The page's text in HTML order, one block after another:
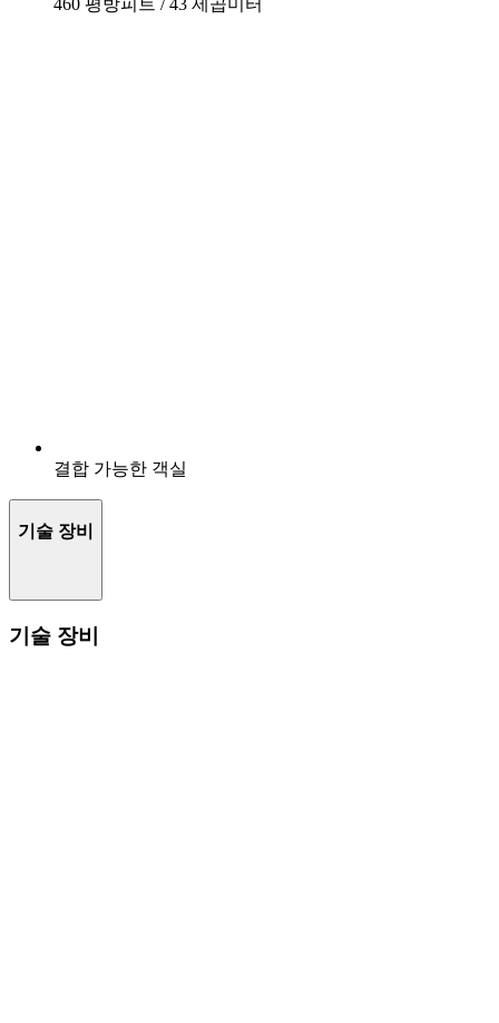
460 평방피트 / 43 제곱미터
결합 가능한 객실
기술 장비
기술 장비